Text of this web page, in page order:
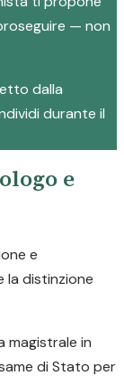
— non
dalla
durante il
e
e
la distinzione
magistrale in
di Stato per